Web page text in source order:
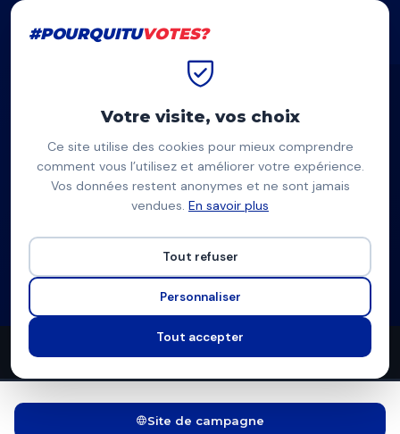
#POURQUITUVOTES?
GR
Guillaume Roit-Levêque
Liste du Rassemblement National
21propositions10thèmes couverts6candidats en lice
Site de campagne
#POURQUITUVOTES?
Votre visite, vos choix
Ce site utilise des cookies pour mieux comprendre
comment vous l’utilisez et améliorer votre expérience.
Vos données restent anonymes et ne sont jamais
vendues. En savoir plus
Tout refuser
Personnaliser
Tout accepter